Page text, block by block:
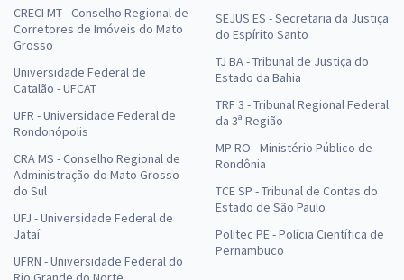
CRECI MT - Conselho Regional de
Corretores de Imóveis do Mato
Grosso
Universidade Federal de
Catalão - UFCAT
UFR - Universidade Federal de
Rondonópolis
CRA MS - Conselho Regional de
Administração do Mato Grosso
do Sul
UFJ - Universidade Federal de
Jataí
UFRN - Universidade Federal do
SEJUS ES - Secretaria da Justiça
do Espírito Santo
TJ BA - Tribunal de Justiça do
Estado da Bahia
TRF 3 - Tribunal Regional Federal
da 3ª Região
MP RO - Ministério Público de
Rondônia
TCE SP - Tribunal de Contas do
Estado de São Paulo
Politec PE - Polícia Científica de
Pernambuco